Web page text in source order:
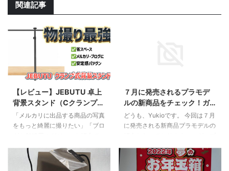
関連記事
2026/5/17
【レビュー】JEBUTU 卓上
背景スタンド（Cクランプ
式）が物撮りに最強な理
由。省スペースで安定感抜
「メルカリに出品する商品の写真
をもっと綺麗に撮りたい」「ブロ
う思って背景紙を買ったものの、
「背景紙をどうやって固定する
７月に発売されるプラモデ
ルの新商品をチェック！ガ
ンプラやスケールモデルな
ど注目のラインナップを紹
どうも、Yukioです。 今回は７月
に発売される新商品プラモデルの
ジャンルの商品が登場しますの
で、ぜひチェックしてみてくださ